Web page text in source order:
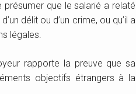
que le salarié a relaté
délit ou d’un crime, ou qu’il a
légales.
rapporte la preuve que sa
objectifs étrangers à la